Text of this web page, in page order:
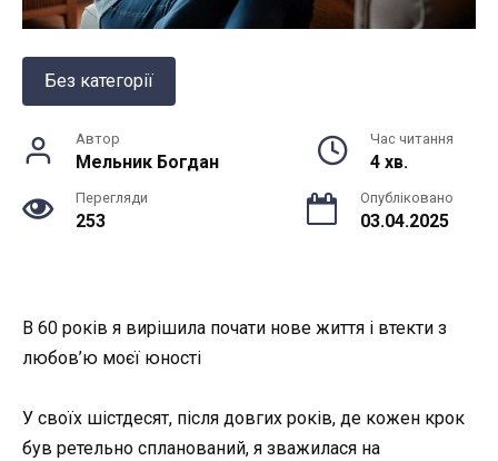
Без категорії
Автор
Мельник Богдан
Час читання
4 хв.
Перегляди
253
Опубліковано
03.04.2025
В 60 років я вирішила почати нове життя і втекти з
любов’ю моєї юності
У своїх шістдесят, після довгих років, де кожен крок
був ретельно спланований, я зважилася на